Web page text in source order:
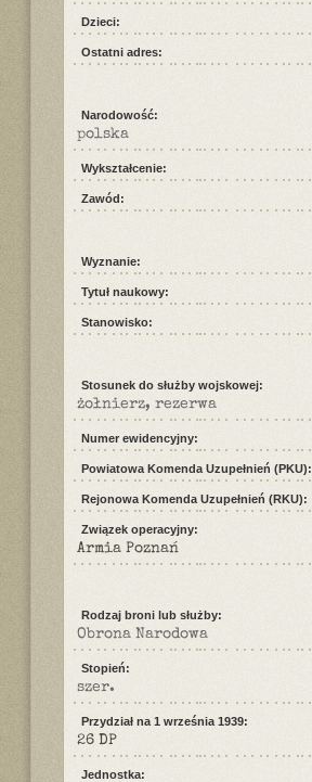
Dzieci:
Ostatni adres:
Narodowość:
polska
Wykształcenie:
Zawód:
Wyznanie:
Tytuł naukowy:
Stanowisko:
Stosunek do służby wojskowej:
żołnierz, rezerwa
Numer ewidencyjny:
Powiatowa Komenda Uzupełnień (PKU):
Rejonowa Komenda Uzupełnień (RKU):
Związek operacyjny:
Armia Poznań
Rodzaj broni lub służby:
Obrona Narodowa
Stopień:
szer.
Przydział na 1 września 1939:
26 DP
Jednostka: